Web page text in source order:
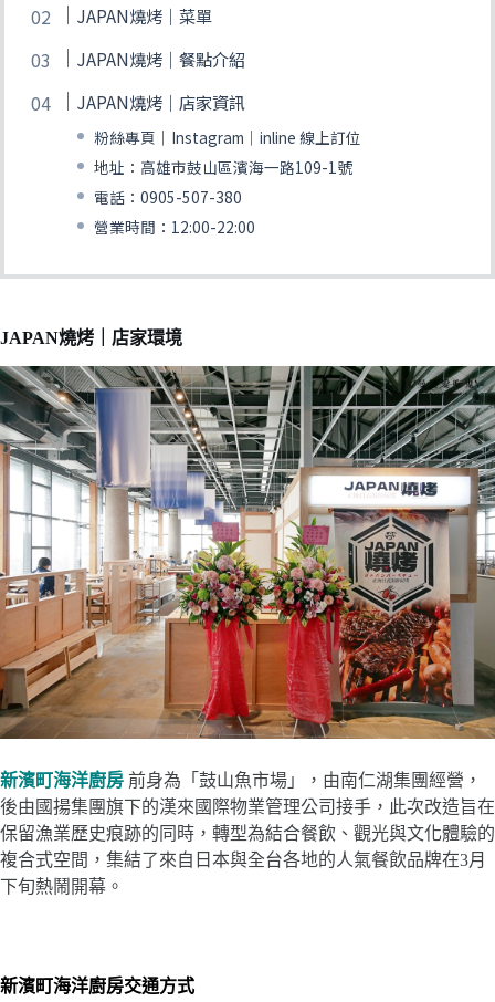
JAPAN燒烤｜菜單
JAPAN燒烤｜餐點介紹
JAPAN燒烤｜店家資訊
粉絲專頁｜Instagram｜inline 線上訂位
地址：高雄市鼓山區濱海一路109-1號
電話：0905-507-380
營業時間：12:00-22:00
JAPAN燒烤｜店家環境
新濱町海洋廚房 前身為「鼓山魚市場」，由南仁湖集團經營，
後由國揚集團旗下的漢來國際物業管理公司接手，此次改造旨在
保留漁業歷史痕跡的同時，轉型為結合餐飲、觀光與文化體驗的
複合式空間，集結了來自日本與全台各地的人氣餐飲品牌在3月
下旬熱鬧開幕。
新濱町海洋廚房交通方式